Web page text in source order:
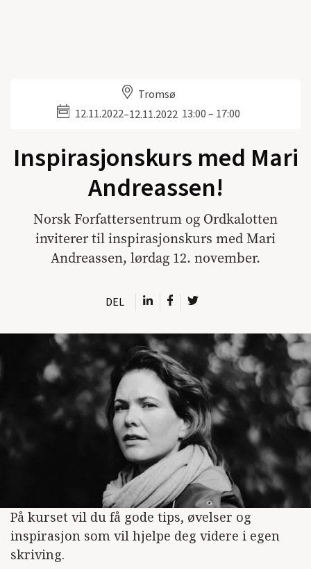
Tromsø
12.11.2022–12.11.2022 13:00 – 17:00
Inspirasjonskurs med Mari
Andreassen!
Norsk Forfattersentrum og Ordkalotten
inviterer til inspirasjonskurs med Mari
Andreassen, lørdag 12. november.
DEL
På kurset vil du få gode tips, øvelser og
inspirasjon som vil hjelpe deg videre i egen
skriving.